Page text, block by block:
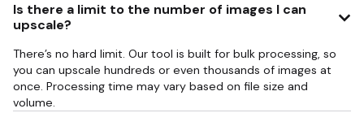
Is there a limit to the number of images I can
upscale?
There’s no hard limit. Our tool is built for bulk processing, so
you can upscale hundreds or even thousands of images at
once. Processing time may vary based on file size and
volume.